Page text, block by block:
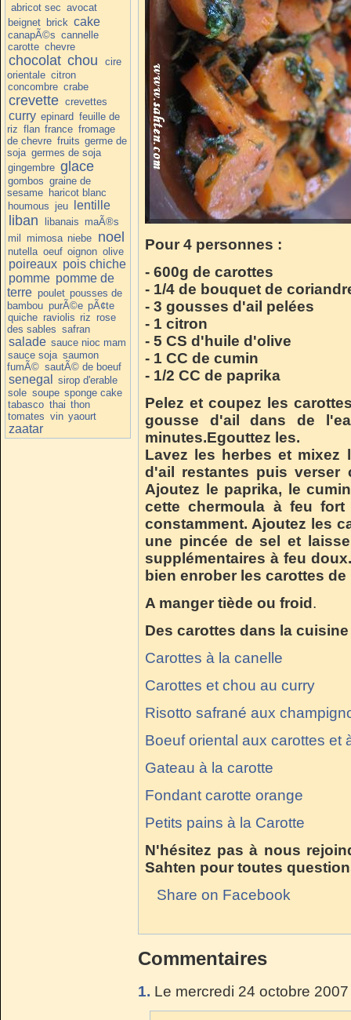
abricot sec avocat
beignet brick cake
canapÃ©s cannelle
carotte chevre
chocolat chou
cire
orientale citron
concombre crabe
crevette crevettes
curry epinard feuille de
riz flan france fromage
de chevre fruits germe de
soja germes de soja
gingembre glace
gombos graine de
sesame haricot blanc
houmous jeu lentille
liban libanais maÃ®s
mil mimosa niebe noel
nutella oeuf oignon olive
poireaux pois chiche
pomme pomme de
terre poulet pousses de
bambou purÃ©e pÃ¢te
quiche raviolis riz rose
des sables safran
salade sauce nioc mam
sauce soja saumon
fumÃ© sautÃ© de boeuf
senegal
sirop d'erable
sole soupe sponge cake
tabasco thai thon
tomates vin yaourt
zaatar
Pour 4 personnes :
- 600g de carottes
- 1/4 de bouquet de
- 3 gousses d'ail pelées
- 1 citron
- 5 CS d'huile d'olive
- 1 CC de cumin
- 1/2 CC de paprika
Pelez et coupez les
gousse d'ail dans de
minutes.Egouttez les.
Lavez les herbes et mixez
d'ail restantes puis verser
Ajoutez le paprika, le
cette chermoula à feu
constamment. Ajoutez les
une pincée de sel et
supplémentaires à feu
bien enrober les carottes
A manger tiède ou froid .
Des carottes dans la
Carottes à la canelle
Carottes et chou au curry
Risotto safrané aux
Boeuf oriental aux carottes et
Gateau à la carotte
Fondant carotte orange
Petits pains à la Carotte
N'hésitez pas à nous
Sahten pour toutes
Share on Facebook
Commentaires
1. Le mercredi 24 octobre